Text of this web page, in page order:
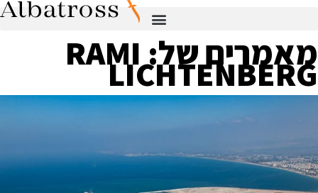
מאמרים של: RAMILICHTENBERG